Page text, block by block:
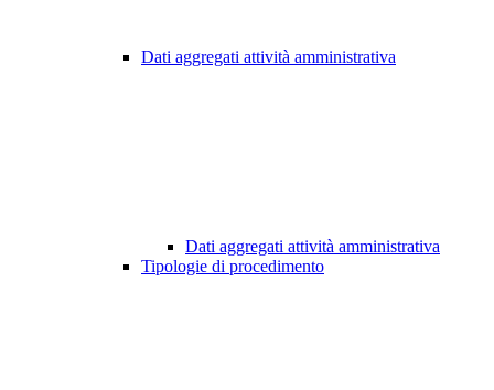
Dati aggregati attività amministrativa
Dati aggregati attività amministrativa
Tipologie di procedimento